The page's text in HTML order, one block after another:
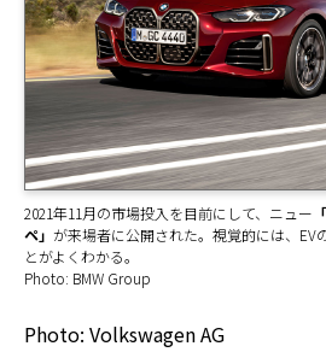
2021年11月の市場投入を目前にして、ニュー
ペ」 が来場者に公開された。視覚的には、EV
とがよくわかる。
Photo: BMW Group
Photo: Volkswagen AG